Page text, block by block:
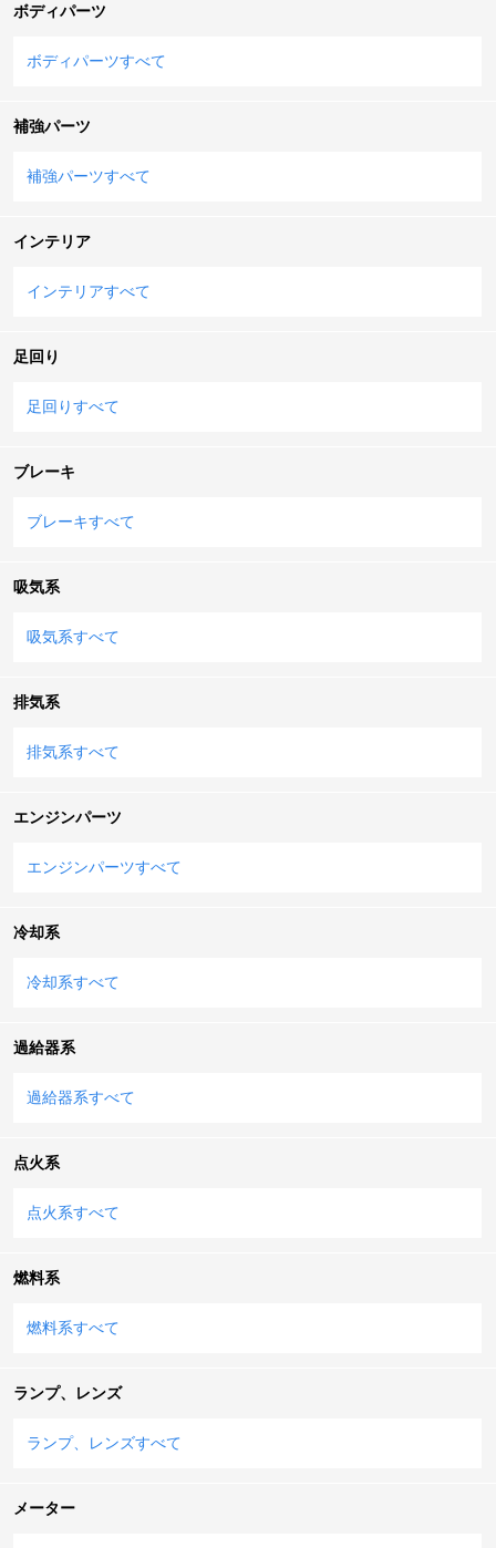
ボディパーツ
ボディパーツすべて
補強パーツ
補強パーツすべて
インテリア
インテリアすべて
足回り
足回りすべて
ブレーキ
ブレーキすべて
吸気系
吸気系すべて
排気系
排気系すべて
エンジンパーツ
エンジンパーツすべて
冷却系
冷却系すべて
過給器系
過給器系すべて
点火系
点火系すべて
燃料系
燃料系すべて
ランプ、レンズ
ランプ、レンズすべて
メーター